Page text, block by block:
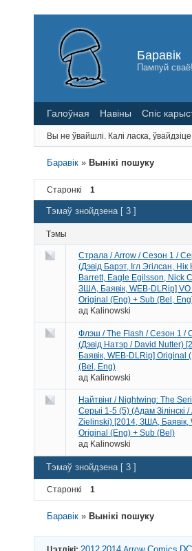
Баравік
Пампуй сваё!
Галоўная Навіны Спіс
Вы не ўвайшлі. Калі ласка,
Баравік » Вынікі пошуку
Старонкі 1
Тэмаў знойдзена [ 3 ]
Тэмы
Страла / Arrow / Сезон 1 /
(Дэвід Барэт, Ігл Эгілсан,
Barrett, Eagle Egilsson, Nick
ЗША, Баявік, WEB-DLRip]
Original (Eng) + Sub (Bel,
ад Kalinowski
Флэш / The Flash / Сезон 1 /
(Дэвід Натэр / David Nutter)
Баявік, WEB-DLRip] Original
(Bel, Eng)
ад Kalinowski
Найтвінг / Nightwing: The
Серыі 1-5 (5) (Адам Зілінскі
Zielinski) [2014, ЗША, Баявік,
Original (Eng) + Sub (Bel)
ад Kalinowski
Тэмаў знойдзена [ 3 ]
Старонкі 1
Баравік »Вынікі пошуку